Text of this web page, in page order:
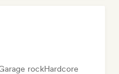
rockHardcore